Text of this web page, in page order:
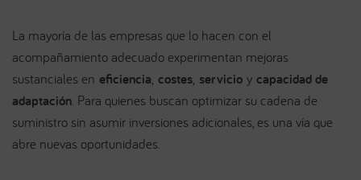
La mayoría de las empresas que lo hacen con el
acompañamiento adecuado experimentan mejoras
sustanciales en eficiencia, costes, servicio y capacidad de
adaptación. Para quienes buscan optimizar su cadena de
suministro sin asumir inversiones adicionales, es una vía que
abre nuevas oportunidades.